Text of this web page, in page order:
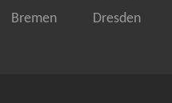
Bremen
Dresden